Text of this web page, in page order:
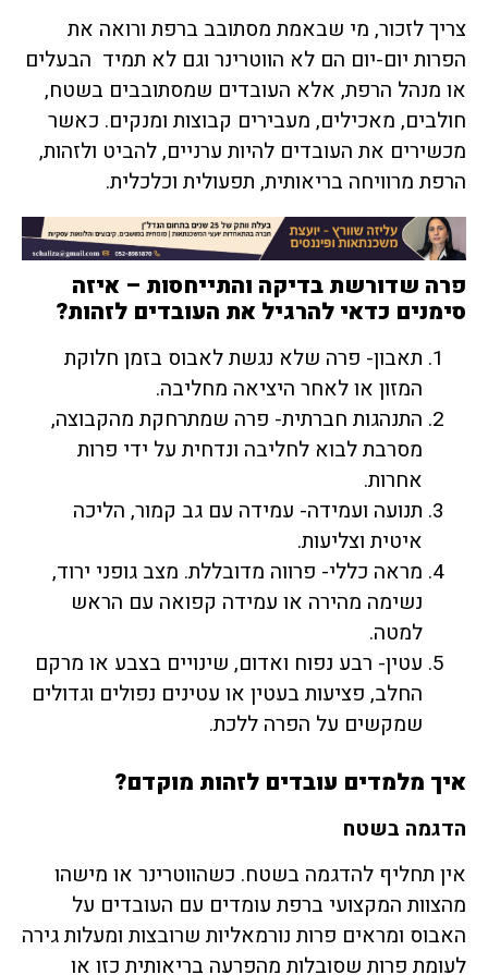
צריך לזכור, מי שבאמת מסתובב ברפת ורואה את
הפרות יום-יום הם לא הווטרינר וגם לא תמיד הבעלים
או מנהל הרפת, אלא העובדים שמסתובבים בשטח,
חולבים, מאכילים, מעבירים קבוצות ומנקים. כאשר
מכשירים את העובדים להיות ערניים, להביט ולזהות,
הרפת מרוויחה בריאותית, תפעולית וכלכלית.
פרה שדורשת בדיקה והתייחסות – איזה
סימנים כדאי להרגיל את העובדים לזהות?
תאבון- פרה שלא נגשת לאבוס בזמן חלוקת
המזון או לאחר היציאה מחליבה.
התנהגות חברתית- פרה שמתרחקת מהקבוצה,
מסרבת לבוא לחליבה ונדחית על ידי פרות
אחרות.
תנועה ועמידה- עמידה עם גב קמור, הליכה
איטית וצליעות.
מראה כללי- פרווה מדובללת. מצב גופני ירוד,
נשימה מהירה או עמידה קפואה עם הראש
למטה.
עטין- רבע נפוח ואדום, שינויים בצבע או מרקם
החלב, פציעות בעטין או עטינים נפולים וגדולים
שמקשים על הפרה ללכת.
איך מלמדים עובדים לזהות מוקדם?
הדגמה בשטח
אין תחליף להדגמה בשטח. כשהווטרינר או מישהו
מהצוות המקצועי ברפת עומדים עם העובדים על
האבוס ומראים פרות נורמאליות שרובצות ומעלות גירה
לעומת פרות שסובלות מהפרעה בריאותית כזו או